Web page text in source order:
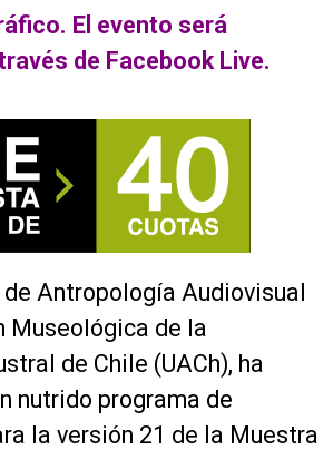
El evento será
de Facebook Live.
Antropología Audiovisual
Museológica de la
de Chile (UACh), ha
nutrido programa de
la versión 21 de la Muestra